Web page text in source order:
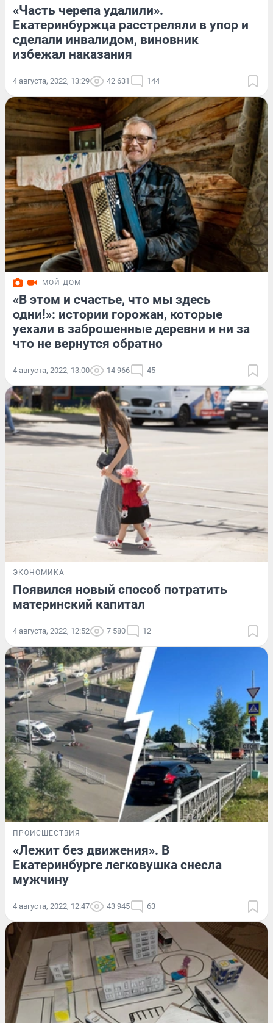
«Часть черепа удалили».
Екатеринбуржца расстреляли в упор и
сделали инвалидом, виновник
избежал наказания
4 августа, 2022, 13:29 42 631 144
МОЙ ДОМ
«В этом и счастье, что мы здесь
одни!»: истории горожан, которые
уехали в заброшенные деревни и ни за
что не вернутся обратно
4 августа, 2022, 13:00 14 966 45
ЭКОНОМИКА
Появился новый способ потратить
материнский капитал
4 августа, 2022, 12:52 7 580 12
ПРОИСШЕСТВИЯ
«Лежит без движения». В
Екатеринбурге легковушка снесла
мужчину
4 августа, 2022, 12:47 43 945 63